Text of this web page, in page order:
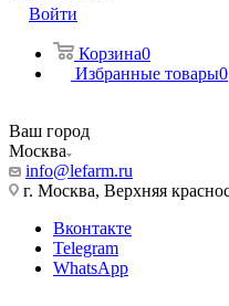
Войти
Корзина0
Избранные товары0
Ваш город
Москва
info@lefarm.ru
г. Москва, Верхняя
Вконтакте
Telegram
WhatsApp